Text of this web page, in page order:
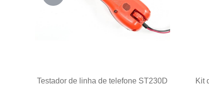
Testador de linha de telefone ST230D
Kit